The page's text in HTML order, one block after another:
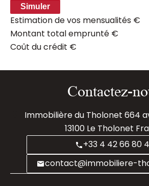
Simuler
Estimation de vos mensualités €
Montant total emprunté €
Coût du crédit €
Contactez-
Immobilière du Tholonet 664
13100Le Tholonet
+33 4 42 66 80
contact@immobiliere-